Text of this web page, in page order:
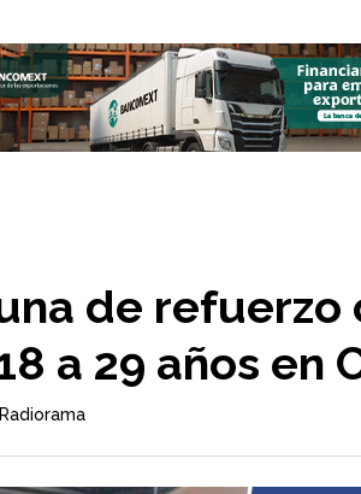
de refuerzo
a 29 años en